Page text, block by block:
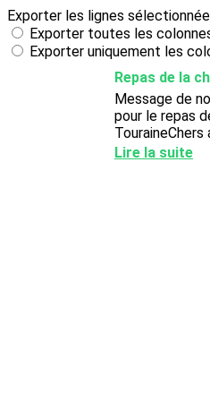
Exporter les lignes
Exporter toutes les
Exporter uniquement les
Repas de la
Message de
pour le repas
TouraineChers
pointusNotre
Lire la suite